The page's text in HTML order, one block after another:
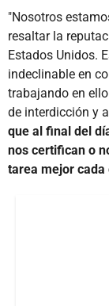
"Nosotros
resaltar la
Estados Unidos.
indeclinable en
trabajando en
de interdicción y
que al final del
nos certifican o
tarea mejor cada